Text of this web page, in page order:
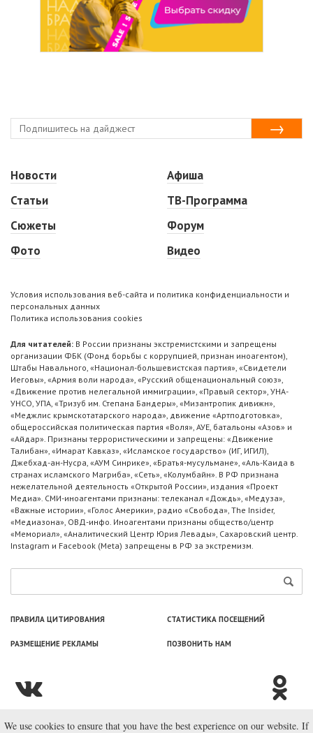
Новости
Статьи
Сюжеты
Фото
Афиша
ТВ-Программа
Форум
Видео
Условия использования веб-сайта и политика конфиденциальности и
персональных данных
Политика использования cookies
Для читателей: В России признаны экстремистскими и запрещены
организации ФБК (Фонд борьбы с коррупцией, признан иноагентом),
Штабы Навального, «Национал-большевистская партия», «Свидетели
Иеговы», «Армия воли народа», «Русский общенациональный союз»,
«Движение против нелегальной иммиграции», «Правый сектор», УНА-
УНСО, УПА, «Тризуб им. Степана Бандеры», «Мизантропик дивижн»,
«Меджлис крымскотатарского народа», движение «Артподготовка»,
общероссийская политическая партия «Воля», АУЕ, батальоны «Азов» и
«Айдар». Признаны террористическими и запрещены: «Движение
Талибан», «Имарат Кавказ», «Исламское государство» (ИГ, ИГИЛ),
Джебхад-ан-Нусра, «АУМ Синрике», «Братья-мусульмане», «Аль-Каида в
странах исламского Магриба», «Сеть», «Колумбайн». В РФ признана
нежелательной деятельность «Открытой России», издания «Проект
Медиа». СМИ-иноагентами признаны: телеканал «Дождь», «Медуза»,
«Важные истории», «Голос Америки», радио «Свобода», The Insider,
«Медиазона», ОВД-инфо. Иноагентами признаны общество/центр
«Мемориал», «Аналитический Центр Юрия Левады», Сахаровский центр.
Instagram и Facebook (Metа) запрещены в РФ за экстремизм.
ПРАВИЛА ЦИТИРОВАНИЯ СТАТИСТИКА ПОСЕЩЕНИЙ
РАЗМЕЩЕНИЕ РЕКЛАМЫ ПОЗВОНИТЬ НАМ
© ООО «Лаборатория Новоcтей», 2003—2026.
We use cookies to ensure that you have the best experience on our website. If